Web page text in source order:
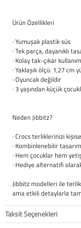
Ürün Özellikleri
· Yumuşak plastik süs
· Tek parça, dayanıklı
· Kolay tak-çıkar kullanım
· Yaklaşık ölçü: 1,27 cm
· Oyuncak değildir
· 3 yaşından küçük
Neden Jibbitz?
· Crocs terliklerinizi
· Kombinlenebilir
· Hem çocuklar hem
· Hediye alternatifi
Jibbitz modelleri ile
ama etkili detaylarla
Taksit Seçenekleri